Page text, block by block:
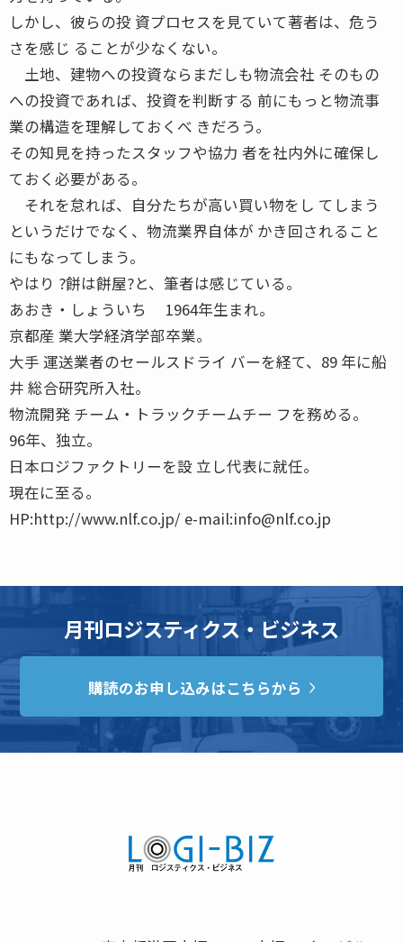
しかし、彼らの投 資プロセスを見ていて著者は、危う
さを感じ ることが少なくない。
土地、建物への投資ならまだしも物流会社 そのもの
への投資であれば、投資を判断する 前にもっと物流事
業の構造を理解しておくべ きだろう。
その知見を持ったスタッフや協力 者を社内外に確保し
ておく必要がある。
それを怠れば、自分たちが高い買い物をし てしまう
というだけでなく、物流業界自体が かき回されること
にもなってしまう。
やはり ?餅は餅屋?と、筆者は感じている。
あおき・しょういち 1964年生まれ。
京都産 業大学経済学部卒業。
大手 運送業者のセールスドライ バーを経て、89 年に船
井 総合研究所入社。
物流開発 チーム・トラックチームチー フを務める。
96年、独立。
日本ロジファクトリーを設 立し代表に就任。
現在に至る。
HP:http://www.nlf.co.jp/ e-mail:info@nlf.co.jp
月刊ロジスティクス・ビジネス
購読のお申し込みはこちらから